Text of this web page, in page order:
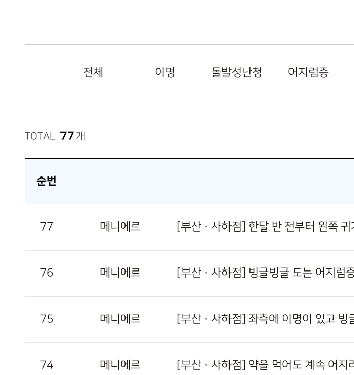
전체 이명 돌발성난청 어지럼증
TOTAL 77 개
순번
77 메니에르 [부산 · 사하점] 한달 반 전부터 왼쪽
76 메니에르 [부산 · 사하점] 빙글빙글 도는 어지럼
75 메니에르 [부산 · 사하점] 좌측에 이명이 있고
74 메니에르 [부산 · 사하점] 약을 먹어도 계속 어지